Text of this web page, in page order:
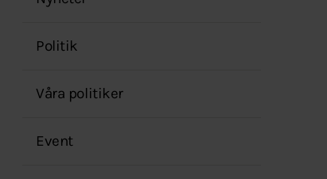
menyn
Politik
Våra politiker
Event